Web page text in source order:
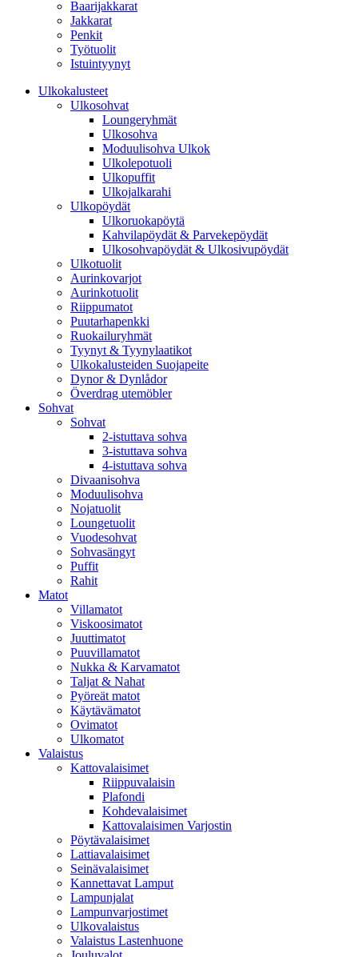
Baarijakkarat
Jakkarat
Penkit
Työtuolit
Istuintyynyt
Ulkokalusteet
Ulkosohvat
Loungeryhmät
Ulkosohva
Moduulisohva Ulkok
Ulkolepotuoli
Ulkopuffit
Ulkojalkarahi
Ulkopöydät
Ulkoruokapöytä
Kahvilapöydät & Parvekepöydät
Ulkosohvapöydät & Ulkosivupöydät
Ulkotuolit
Aurinkovarjot
Aurinkotuolit
Riippumatot
Puutarhapenkki
Ruokailuryhmät
Tyynyt & Tyynylaatikot
Ulkokalusteiden Suojapeite
Dynor & Dynlådor
Överdrag utemöbler
Sohvat
Sohvat
2-istuttava sohva
3-istuttava sohva
4-istuttava sohva
Divaanisohva
Moduulisohva
Nojatuolit
Loungetuolit
Vuodesohvat
Sohvasängyt
Puffit
Rahit
Matot
Villamatot
Viskoosimatot
Juuttimatot
Puuvillamatot
Nukka & Karvamatot
Taljat & Nahat
Pyöreät matot
Käytävämatot
Ovimatot
Ulkomatot
Valaistus
Kattovalaisimet
Riippuvalaisin
Plafondi
Kohdevalaisimet
Kattovalaisimen Varjostin
Pöytävalaisimet
Lattiavalaisimet
Seinävalaisimet
Kannettavat Lamput
Lampunjalat
Lampunvarjostimet
Ulkovalaistus
Valaistus Lastenhuone